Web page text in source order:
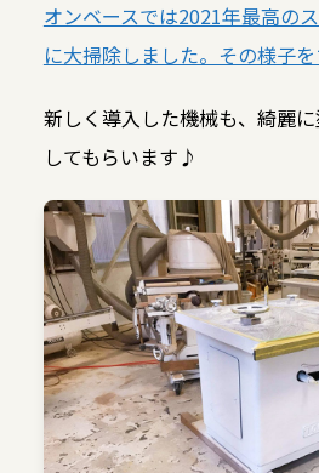
オンベースでは2021年最高の
に大掃除しました。その様子を
新しく導入した機械も、綺麗
してもらいます♪